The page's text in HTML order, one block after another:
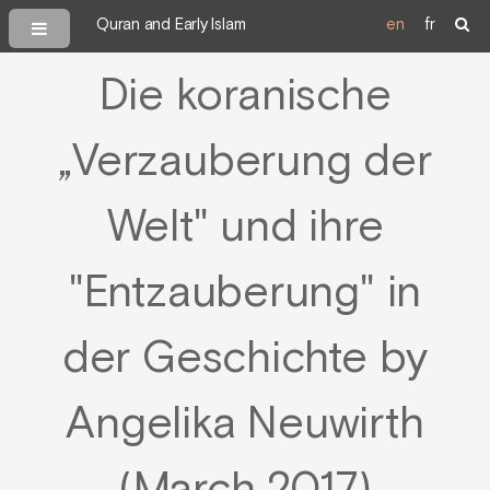
Quran and Early Islam en fr
Die koranische
„Verzauberung der
Welt" und ihre
"Entzauberung" in
der Geschichte by
Angelika Neuwirth